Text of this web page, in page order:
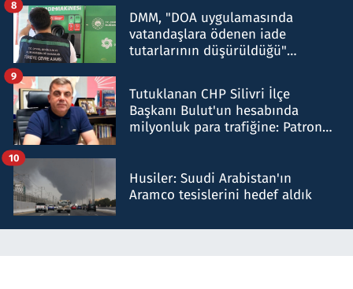
DMM, "DOA uygulamasında
vatandaşlara ödenen iade
tutarlarının düşürüldüğü"
8
Tutuklanan CHP Silivri İlçe
Başkanı Bulut'un hesabında
milyonluk para trafiğine: Patron
9
Husiler: Suudi Arabistan'ın
Aramco tesislerini hedef aldık
10